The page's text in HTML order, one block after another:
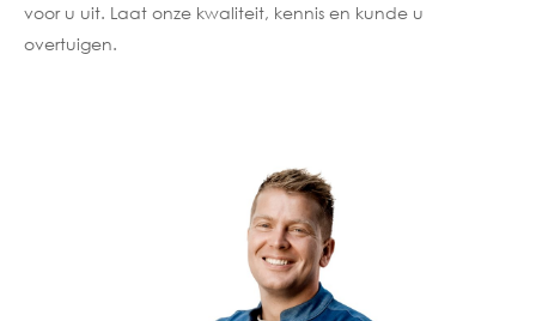
voor u uit. Laat onze kwaliteit, kennis en kunde u
overtuigen.